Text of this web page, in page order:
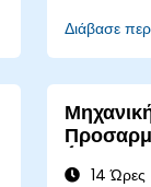
Να
Να
GDPR
Να
Διάβασε
14 Ώρες